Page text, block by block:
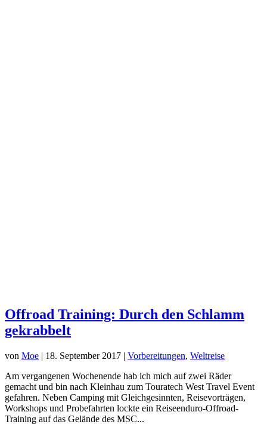
Offroad Training: Durch den Schlamm
gekrabbelt
von Moe | 18. September 2017 | Vorbereitungen, Weltreise
Am vergangenen Wochenende hab ich mich auf zwei Räder
gemacht und bin nach Kleinhau zum Touratech West Travel Event
gefahren. Neben Camping mit Gleichgesinnten, Reisevorträgen,
Workshops und Probefahrten lockte ein Reiseenduro-Offroad-
Training auf das Gelände des MSC...